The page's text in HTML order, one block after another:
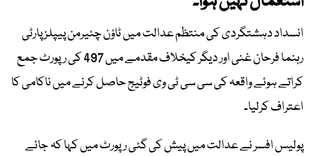
انسداد دہشتگردی کی منتظم عدالت میں ٹاؤن چئیرمن پیپلز پارٹی
رہنما فرحان غنی اور دیگر کیخلاف مقدمے میں 497 کی رپورٹ جمع
کراتے ہوئے واقعہ کی سی سی ٹی وی فوٹیج حاصل کرنے میں ناکامی کا
اعتراف کرلیا۔
پولیس افسر نے عدالت میں پیش کی گئی رپورٹ میں کہا کہ جائے